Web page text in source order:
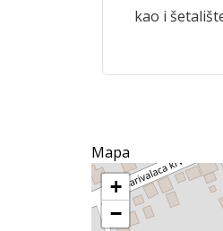
kao i
Mapa
+
−